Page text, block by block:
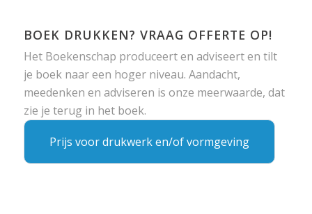
BOEK DRUKKEN? VRAAG OFFERTE OP!
Het Boekenschap produceert en adviseert en tilt
je boek naar een hoger niveau. Aandacht,
meedenken en adviseren is onze meerwaarde, dat
zie je terug in het boek.
Prijs voor drukwerk en/of vormgeving